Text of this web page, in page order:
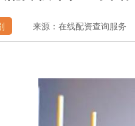
来源：在线配资查询服务